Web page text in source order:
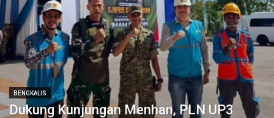
BENGKALIS
Dukung Kunjungan Menhan, PLN UP3